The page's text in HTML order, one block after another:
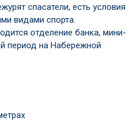
спасатели, есть условия
видами спорта.
отделение банка, мини-
период на Набережной